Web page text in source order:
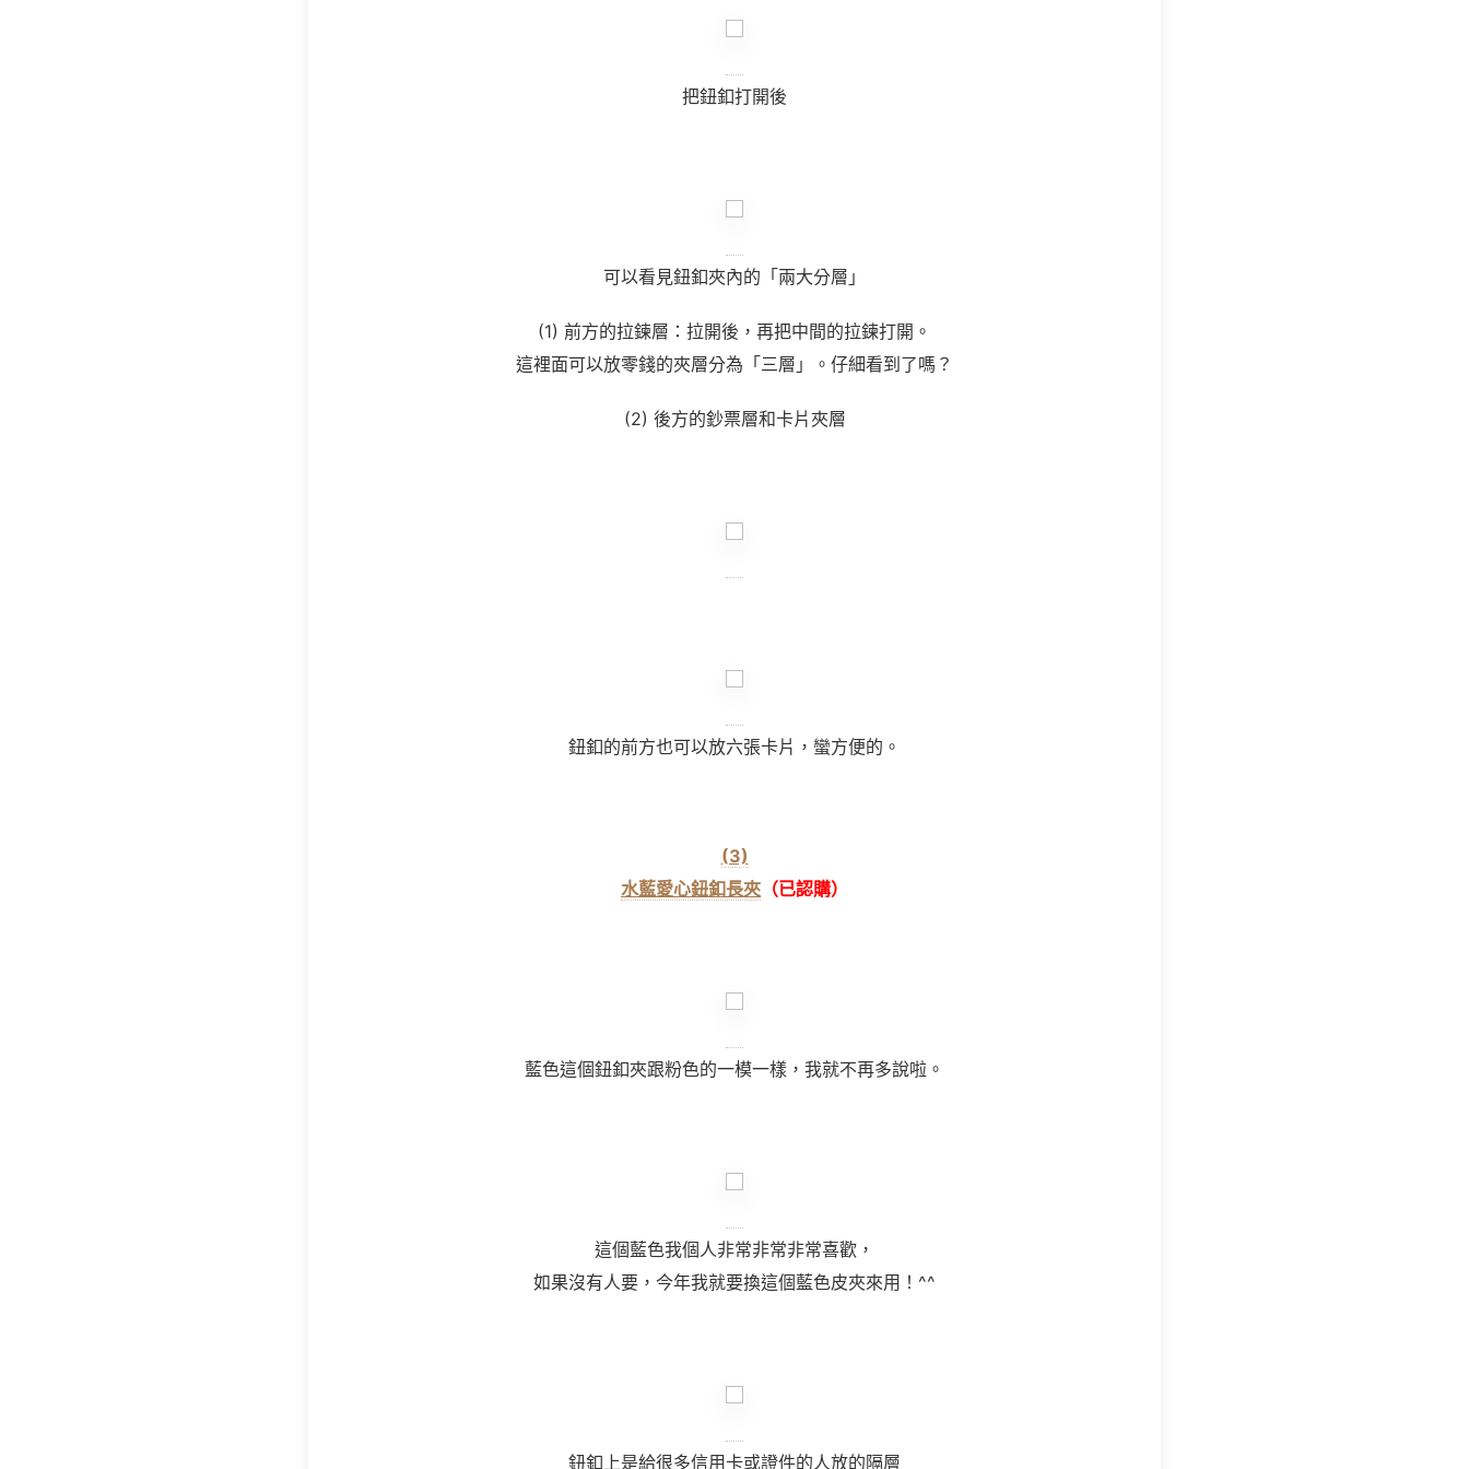
把鈕釦打開後
可以看見鈕釦夾內的「兩大分層」
(1) 前方的拉鍊層：拉開後，再把中間的拉鍊打開。
這裡面可以放零錢的夾層分為「三層」。仔細看到了嗎？
(2) 後方的鈔票層和卡片夾層
鈕釦的前方也可以放六張卡片，蠻方便的。
(3)
水藍愛心鈕釦長夾 （已認購）
藍色這個鈕釦夾跟粉色的一模一樣，我就不再多說啦。
這個藍色我個人非常非常非常喜歡，
如果沒有人要，今年我就要換這個藍色皮夾來用！ ^^
鈕釦上是給很多信用卡或證件的人放的隔層